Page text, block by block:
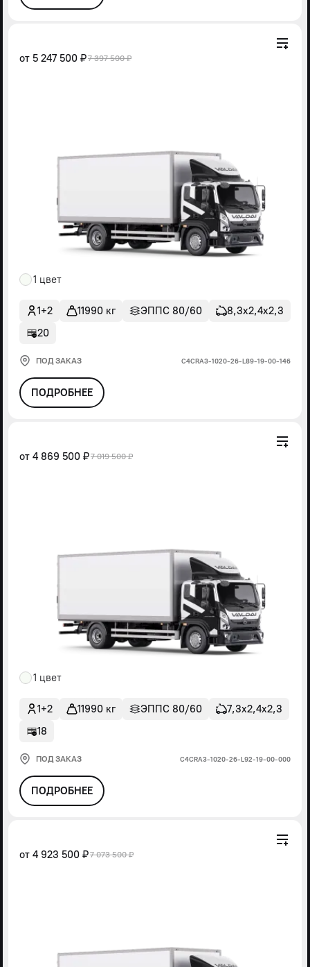
от 5 247 500 ₽7 397 500 ₽
1 цвет
1+2 11990 кг ЭППС 80/60
8,3х2,4х2,3
20
ПОД ЗАКАЗ С4СRА3-1020-26-L89-19-00-146
ПОДРОБНЕЕ
от 4 869 500 ₽7 019 500 ₽
1 цвет
1+2 11990 кг ЭППС 80/60
7,3х2,4х2,3
18
ПОД ЗАКАЗ С4СRА3-1020-26-L92-19-00-000
ПОДРОБНЕЕ
от 4 923 500 ₽7 073 500 ₽